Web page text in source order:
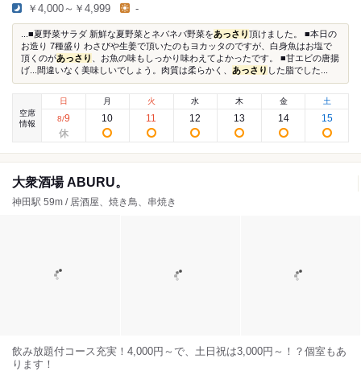
￥4,000～￥4,999 -
...■夏野菜サラダ 新鮮な夏野菜とネバネバ野菜をあっさり頂けました。 ■本日の
お造り 7種盛り わさびや生姜で頂いたのもヨカッタのですが、白身魚はお塩で
頂くのがあっさり
、お魚の味もしっかり味わえてよかったです。 ■甘エビの唐揚
げ...間違いなく美味しいでしょう。肉質は柔らかく、 あっさり した脂でした...
空席
情報
日
8/9
月
10
火
11
水
12
木
13
金
14
土
15
大衆酒場 ABURU。
神田駅 59m / 居酒屋、焼き鳥、串焼き
飲み放題付コース充実！4,000円～で、土日祝は3,000円～！？個室もあ
ります！